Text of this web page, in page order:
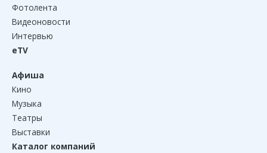
Фотолента
Видеоновости
Интервью
eTV
Афиша
Кино
Музыка
Театры
Выставки
Каталог компаний